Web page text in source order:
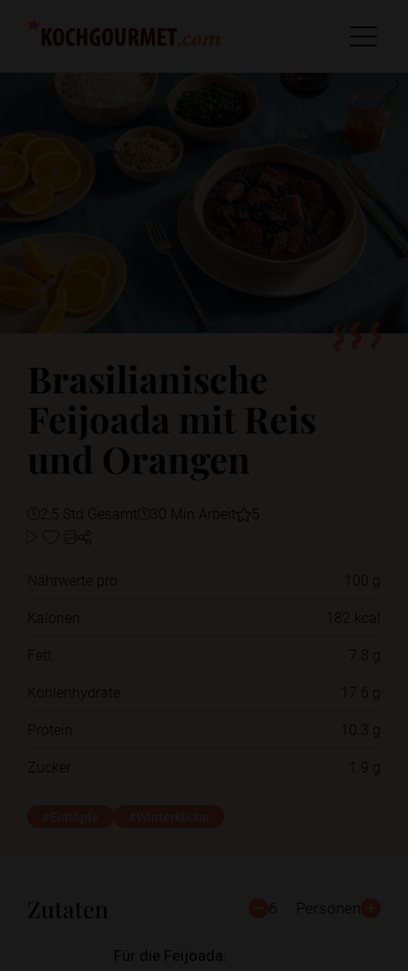
Brasilianische
Feijoada mit Reis
und Orangen
2,5 Std Gesamt 30 Min Arbeit 5
Nährwerte pro
100 g
Kalorien
182 kcal
Fett
7.8 g
Kohlenhydrate
17.6 g
Protein
10.3 g
Zucker
1.9 g
Zutaten 6 Personen
Für die Feijoada: